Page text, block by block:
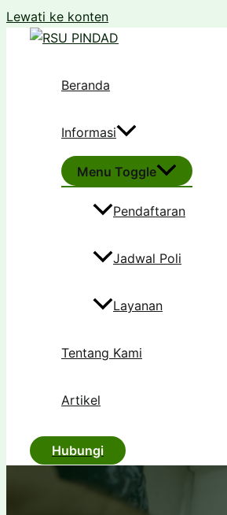
Lewati ke konten
Beranda
Informasi
Menu Toggle
Pendaftaran
Jadwal Poli
Layanan
Tentang Kami
Artikel
Hubungi